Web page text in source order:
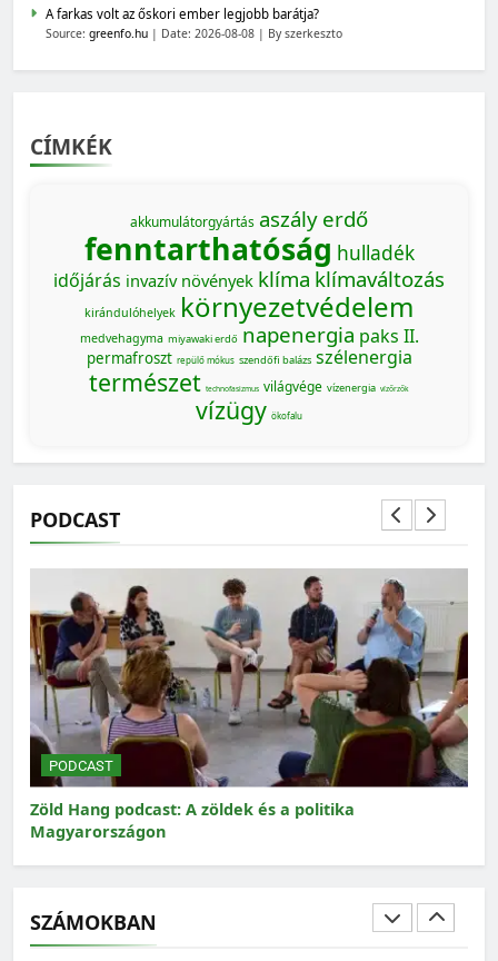
A farkas volt az őskori ember legjobb barátja?
Source: greenfo.hu Date: 2026-08-08 By szerkeszto
CÍMKÉK
akkumulátorgyártás aszály erdő
fenntarthatóság hulladék
időjárás invazív növények klíma klímaváltozás
kirándulóhelyek környezetvédelem
medvehagyma miyawaki erdő napenergia paks II.
permafroszt repülő mókus szendőfi balázs szélenergia
természet technofasizmus világvége vízenergia vízőrzők
vízügy ökofalu
PODCAST
PODCAST
Zöld Hang podcast: A zöldek és a politika
Magyarországon
SZÁMOKBAN
MAGYARORSZÁG SZÁMOKBAN
MAGYARORSZÁG SZÁMOKBAN
Magyarország számokban: Fogyasztási lábnyom
MAGYARORSZÁG SZÁMOKBAN